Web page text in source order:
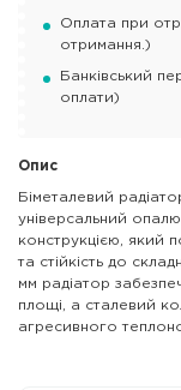
Оплата при
отримання.)
Банківський
оплати)
Опис
Біметалевий
універсальний
конструкцією, який
та стійкість до
мм радіатор
площі, а сталевий
агресивного